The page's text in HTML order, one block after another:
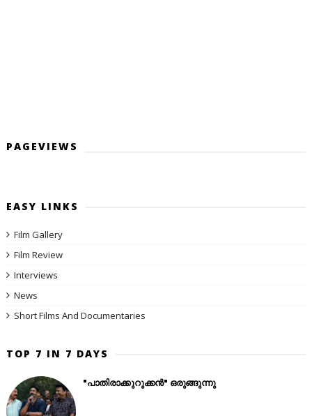
PAGEVIEWS
EASY LINKS
Film Gallery
Film Review
Interviews
News
Short Films And Documentaries
TOP 7 IN 7 DAYS
"പാതിരാക്കുറുക്കൻ" ഒരുങ്ങുന്നു